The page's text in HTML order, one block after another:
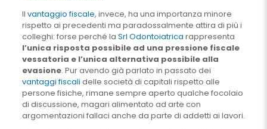
Il vantaggio fiscale, invece, ha una importanza minore
rispetto ai precedenti ma paradossalmente attira di più i
colleghi: forse perché la Srl Odontoiatrica rappresenta
l’unica risposta possibile ad una pressione fiscale
vessatoria e l’unica alternativa possibile alla
evasione. Pur avendo già parlato in passato dei
vantaggi fiscali delle società di capitali rispetto alle
persone fisiche, rimane sempre aperto qualche focolaio
di discussione, magari alimentato ad arte con
argomentazioni fallaci anche da parte di addetti ai lavori.